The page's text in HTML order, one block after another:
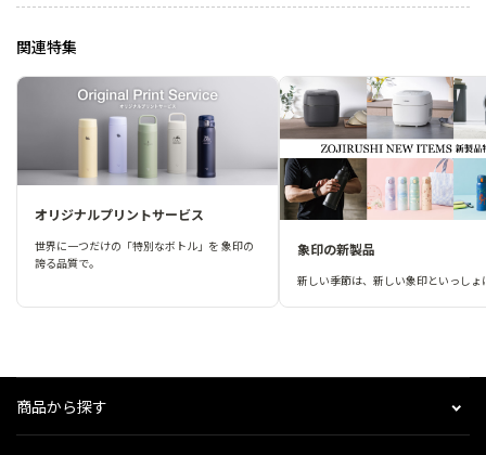
関連特集
オリジナルプリントサービス
世界に一つだけの「特別なボトル」を 象印の
誇る品質で。
象印の新製品
新しい季節は、新しい象印といっしょ
商品から探す